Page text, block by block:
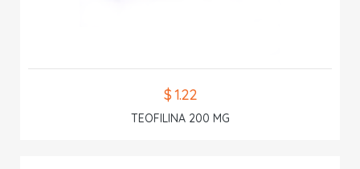
$ 1.22
TEOFILINA 200 MG